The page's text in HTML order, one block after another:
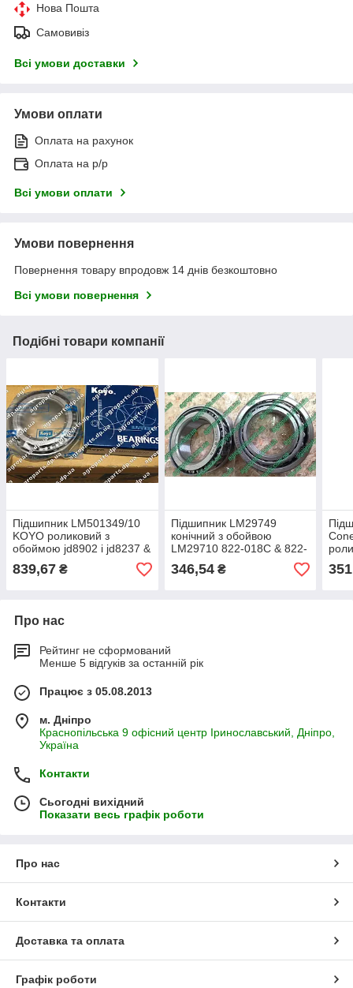
Нова Пошта
Самовивіз
Всі умови доставки
Умови оплати
Оплата на рахунок
Оплата на р/р
Всі умови оплати
Умови повернення
Повернення товару впродовж 14 днів безкоштовно
Всі умови повернення
Подібні товари компанії
Підшипник LM501349/10
KOYO роликовий з
обоймою jd8902 і jd8237 &
822-048c BEARING 822-
053c
839,67 ₴
Підшипник LM29749
конічний з обойвою
LM29710 822-018С & 822-
019C / JD8988 & JD8271
346,54₴
Про нас
Рейтинг не сформований
Менше 5 відгуків за останній рік
Працює з 05.08.2013
м. Дніпро
Краснопільська 9 офісний центр Іринославський, Дніпро,
Україна
Контакти
Сьогодні вихідний
Показати весь графік роботи
Про нас
Контакти
Доставка та оплата
Графік роботи